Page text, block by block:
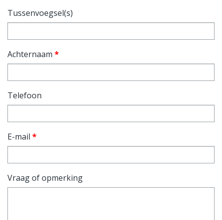
Tussenvoegsel(s)
Achternaam *
Telefoon
E-mail *
Vraag of opmerking